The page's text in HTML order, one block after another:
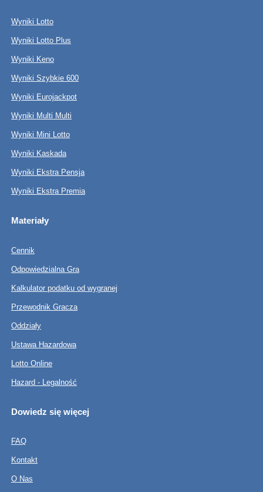
Wyniki Lotto
Wyniki Lotto Plus
Wyniki Keno
Wyniki Szybkie 600
Wyniki Eurojackpot
Wyniki Multi Multi
Wyniki Mini Lotto
Wyniki Kaskada
Wyniki Ekstra Pensja
Wyniki Ekstra Premia
Materiały
Cennik
Odpowiedzialna Gra
Kalkulator podatku od wygranej
Przewodnik Gracza
Oddziały
Ustawa Hazardowa
Lotto Online
Hazard - Legalność
Dowiedz się więcej
FAQ
Kontakt
O Nas